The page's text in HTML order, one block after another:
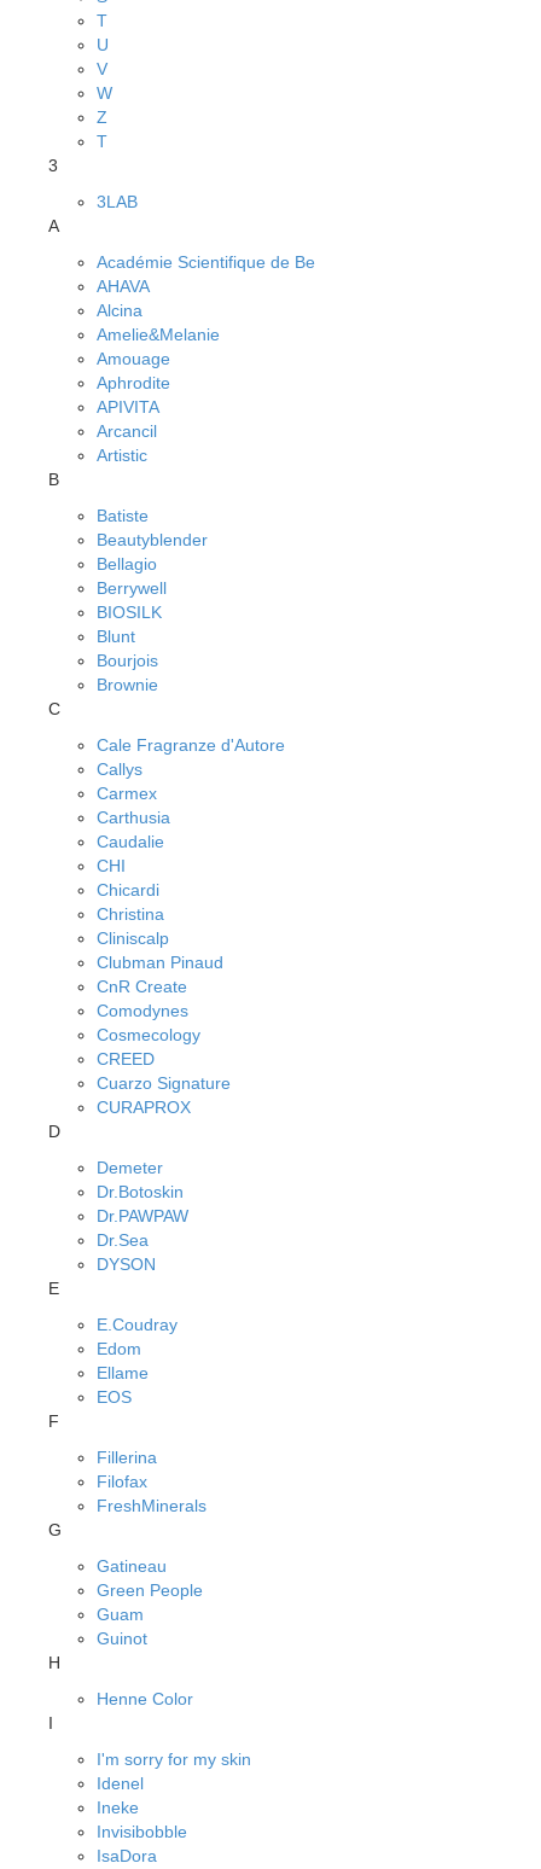
T
U
V
W
Z
Т
3
3LAB
A
Académie Scientifique de Be
AHAVA
Alcina
Amelie&Melanie
Amouage
Aphrodite
APIVITA
Arcancil
Artistic
B
Batiste
Beautyblender
Bellagio
Berrywell
BIOSILK
Blunt
Bourjois
Brownie
C
Cale Fragranze d'Autore
Callys
Carmex
Carthusia
Caudalie
CHI
Chicardi
Christina
Cliniscalp
Clubman Pinaud
CnR Create
Comodynes
Cosmecology
CREED
Cuarzo Signature
CURAPROX
D
Demeter
Dr.Botoskin
Dr.PAWPAW
Dr.Sea
DYSON
E
E.Coudray
Edom
Ellame
EOS
F
Fillerina
Filofax
FreshMinerals
G
Gatineau
Green People
Guam
Guinot
H
Henne Color
I
I'm sorry for my skin
Idenel
Ineke
Invisibobble
IsaDora